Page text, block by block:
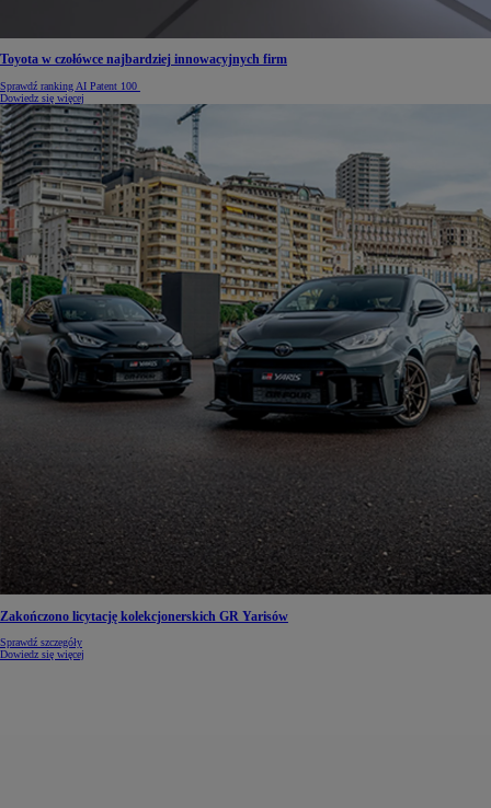
Toyota w czołówce najbardziej innowacyjnych firm
Sprawdź ranking AI Patent 100
Dowiedz się więcej
Zakończono licytację kolekcjonerskich GR Yarisów
Sprawdź szczegóły
Dowiedz się więcej